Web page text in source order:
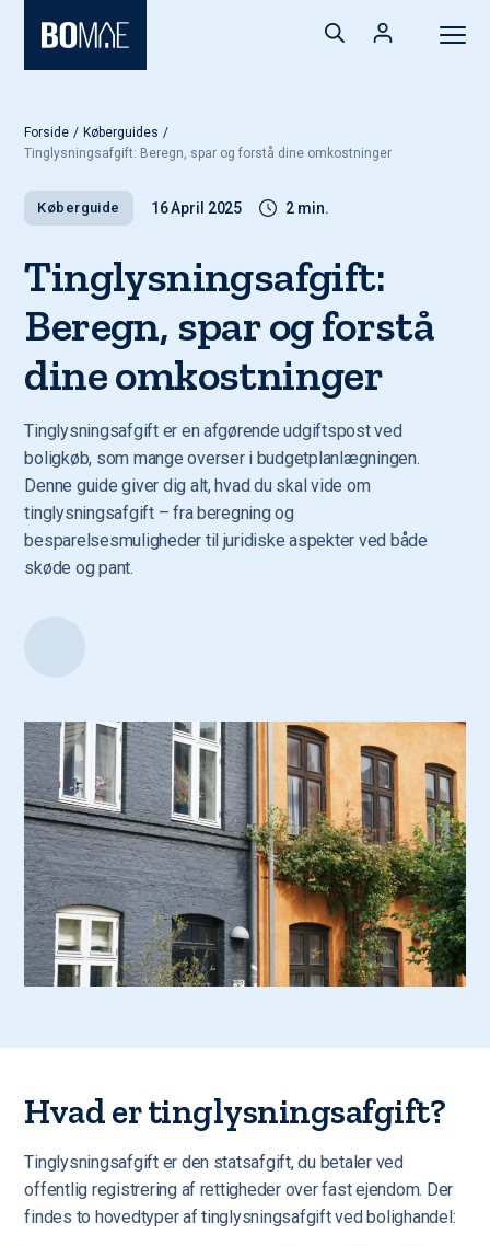
Forside / Køberguides /
Tinglysningsafgift: Beregn, spar og forstå dine omkostninger
Køberguide 16 April 2025 2 min.
Tinglysningsafgift:
Beregn, spar og forstå
dine omkostninger
Tinglysningsafgift er en afgørende udgiftspost ved
boligkøb, som mange overser i budgetplanlægningen.
Denne guide giver dig alt, hvad du skal vide om
tinglysningsafgift – fra beregning og
besparelsesmuligheder til juridiske aspekter ved både
skøde og pant.
Hvad er tinglysningsafgift?
Tinglysningsafgift er den statsafgift, du betaler ved
offentlig registrering af rettigheder over fast ejendom. Der
findes to hovedtyper af tinglysningsafgift ved bolighandel: